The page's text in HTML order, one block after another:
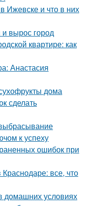
Ижевске и что в них
вырос город
квартире: как
Анастасия
дома
сделать
к успеху
ошибок при
все, что
домашних условиях